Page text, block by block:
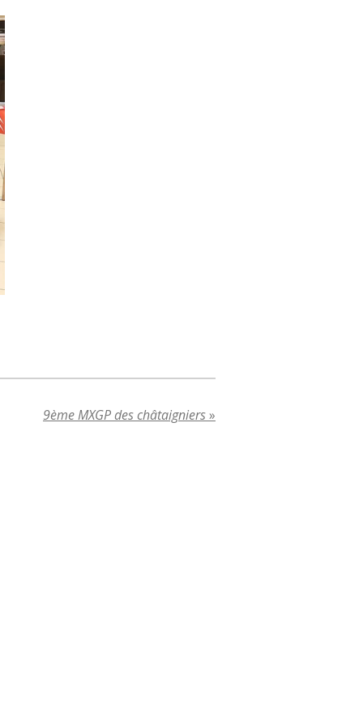
9ème MXGP des châtaigniers»